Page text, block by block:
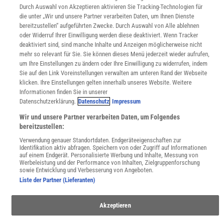
Lexika
Für Spektrum schreiben
Zugänglichkeitserklärung
WEBSEITEN
KielSCN
Wissenschaft in die Schulen
SciLogs
Uns finden Sie auch hier:
Durch Auswahl von Akzeptieren aktivieren Sie Tracking-Technologien für
die unter „Wir und unsere Partner verarbeiten Daten, um Ihnen Dienste
bereitzustellen“ aufgeführten Zwecke. Durch Auswahl von Alle ablehnen
oder Widerruf Ihrer Einwilligung werden diese deaktiviert. Wenn Tracker
deaktiviert sind, sind manche Inhalte und Anzeigen möglicherweise nicht
mehr so relevant für Sie. Sie können dieses Menü jederzeit wieder aufrufen,
um Ihre Einstellungen zu ändern oder Ihre Einwilligung zu widerrufen, indem
Sie auf den Link Voreinstellungen verwalten am unteren Rand der Webseite
klicken. Ihre Einstellungen gelten innerhalb unseres Website. Weitere
Informationen finden Sie in unserer
Datenschutzerklärung. Datenschutz Impressum
Wir und unsere Partner verarbeiten Daten, um Folgendes
bereitzustellen:
Verwendung genauer Standortdaten. Endgeräteeigenschaften zur
Identifikation aktiv abfragen. Speichern von oder Zugriff auf Informationen
auf einem Endgerät. Personalisierte Werbung und Inhalte, Messung von
Werbeleistung und der Performance von Inhalten, Zielgruppenforschung
sowie Entwicklung und Verbesserung von Angeboten.
Liste der Partner (Lieferanten)
Akzeptieren